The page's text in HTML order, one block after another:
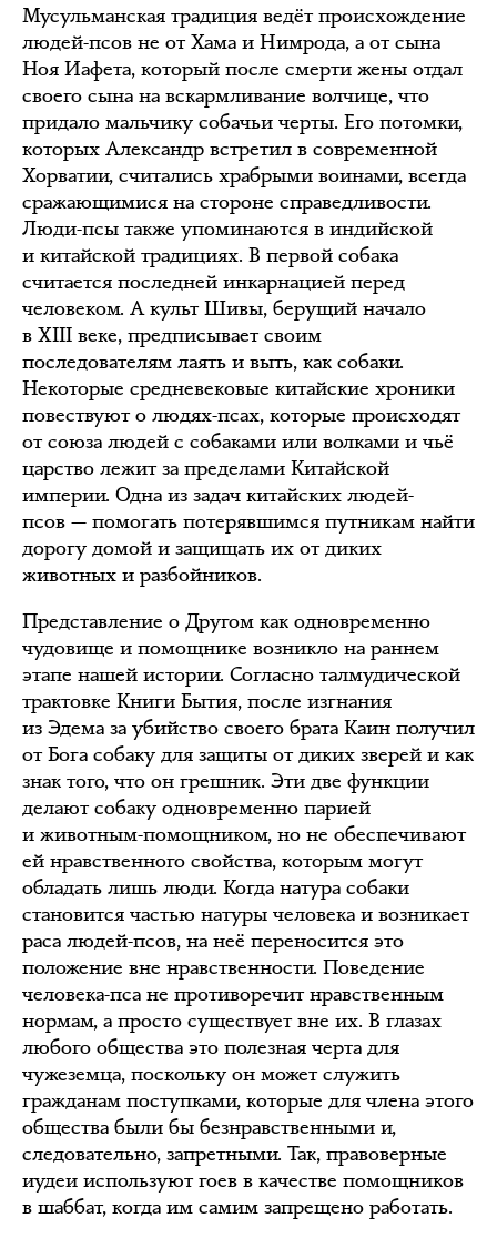
Мусульманская традиция ведёт происхождение
людей-псов не от Хама и Нимрода, а от сына
Ноя Иафета, который после смерти жены отдал
своего сына на вскармливание волчице, что
придало мальчику собачьи черты. Его потомки,
которых Александр встретил в современной
Хорватии, считались храбрыми воинами, всегда
сражающимися на стороне справедливости.
Люди-псы также упоминаются в индийской
и китайской традициях. В первой собака
считается последней инкарнацией перед
человеком. А культ Шивы, берущий начало
в XIII веке, предписывает своим
последователям лаять и выть, как собаки.
Некоторые средневековые китайские хроники
повествуют о людях-псах, которые происходят
от союза людей с собаками или волками и чьё
царство лежит за пределами Китайской
империи. Одна из задач китайских людей-
псов — помогать потерявшимся путникам найти
дорогу домой и защищать их от диких
животных и разбойников.
Представление о Другом как одновременно
чудовище и помощнике возникло на раннем
этапе нашей истории. Согласно талмудической
трактовке Книги Бытия, после изгнания
из Эдема за убийство своего брата Каин получил
от Бога собаку для защиты от диких зверей и как
знак того, что он грешник. Эти две функции
делают собаку одновременно парией
и животным-помощником, но не обеспечивают
ей нравственного свойства, которым могут
обладать лишь люди. Когда натура собаки
становится частью натуры человека и возникает
раса людей-псов, на неё переносится это
положение вне нравственности. Поведение
человека-пса не противоречит нравственным
нормам, а просто существует вне их. В глазах
любого общества это полезная черта для
чужеземца, поскольку он может служить
гражданам поступками, которые для члена этого
общества были бы безнравственными и,
следовательно, запретными. Так, правоверные
иудеи используют гоев в качестве помощников
в шаббат, когда им самим запрещено работать.